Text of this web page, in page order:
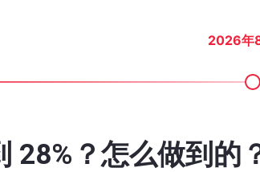
类目
只是
容易
南
账了
？
搜索权重到底变没
名却不动？警惕
亚马逊添加变体功
不能推排名？活
入口消失，
看这款家居老链接
轮旺季已经开始：
秒杀怎么报？5 个
按搜索排名推荐
骤图解：从提交
费用吃掉？亚马
却从46%降
规官方FAQ来了
2026年